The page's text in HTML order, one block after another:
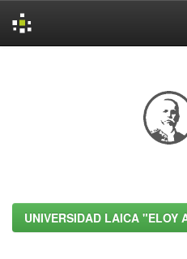
UNIVERSIDAD LAICA "ELOY